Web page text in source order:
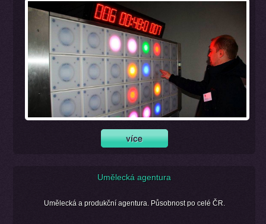
Umělecká agentura
Umělecká a produkční agentura. Působnost po celé ČR.